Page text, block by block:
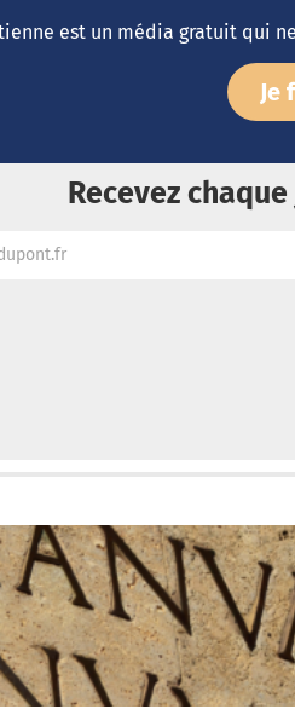
est un média gratuit qui
Je
Recevez